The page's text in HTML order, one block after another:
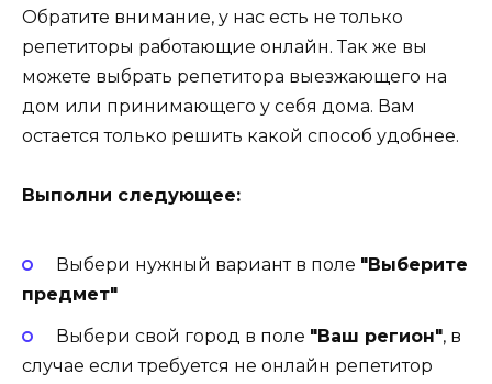
Обратите внимание, у нас есть не только
репетиторы работающие онлайн. Так же вы
можете выбрать репетитора выезжающего на
дом или принимающего у себя дома. Вам
остается только решить какой способ удобнее.
Выполни следующее:
Выбери нужный вариант в поле "Выберите
предмет"
Выбери свой город в поле "Ваш регион", в
случае если требуется не онлайн репетитор